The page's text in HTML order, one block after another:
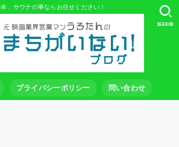
、サウナの事ならお任せください！
プライバシーポリシー 問い合わせ
SEARCH